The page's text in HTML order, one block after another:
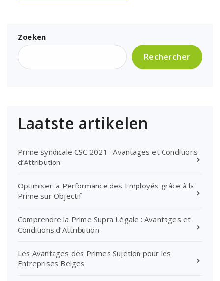
Zoeken
Rechercher
Laatste artikelen
Prime syndicale CSC 2021 : Avantages et Conditions
d’Attribution
Optimiser la Performance des Employés grâce à la
Prime sur Objectif
Comprendre la Prime Supra Légale : Avantages et
Conditions d’Attribution
Les Avantages des Primes Sujetion pour les
Entreprises Belges